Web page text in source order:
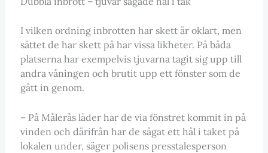
I vilken ordning inbrotten har skett är oklart, men
sättet de har skett på har vissa likheter. På båda
platserna har exempelvis tjuvarna tagit sig upp till
andra våningen och brutit upp ett fönster som de
gått in genom.
– På Målerås läder har de via fönstret kommit in på
vinden och därifrån har de sågat ett hål i taket på
lokalen under, säger polisens presstalesperson